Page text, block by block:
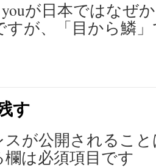
youが日本ではなぜ
すが、「目から鱗
す
スが公開されるこ
は必須項目です